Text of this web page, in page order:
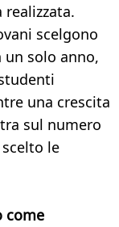
realizzata.
scelgono
un solo anno,
una crescita
sul numero
le
come